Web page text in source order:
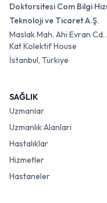
Doktorsitesi Com Bilgi
Teknoloji ve Ticaret A.Ş.
Maslak Mah. Ahi Evran
Kat Kolektif House
İstanbul, Türkiye
SAĞLIK
Uzmanlar
Uzmanlık Alanları
Hastalıklar
Hizmetler
Hastaneler